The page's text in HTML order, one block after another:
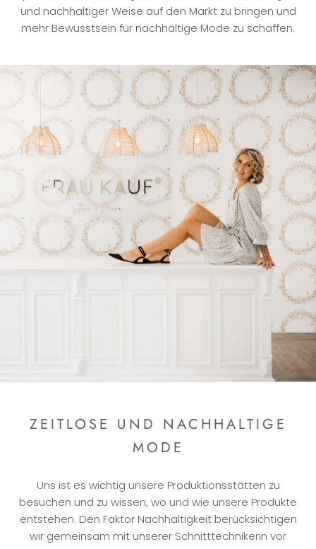
und nachhaltiger Weise auf den Markt zu bringen und
mehr Bewusstsein für nachhaltige Mode zu schaffen.
ZEITLOSE UND NACHHALTIGE
MODE
Uns ist es wichtig unsere Produktionsstätten zu
besuchen und zu wissen, wo und wie unsere Produkte
entstehen. Den Faktor Nachhaltigkeit berücksichtigen
wir gemeinsam mit unserer Schnitttechnikerin vor